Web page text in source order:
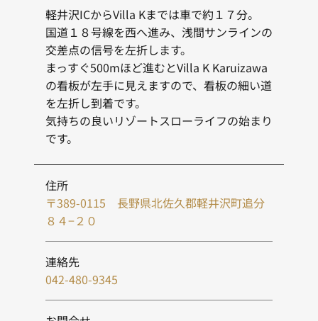
軽井沢ICからVilla Kまでは車で約１７分。
国道１８号線を西へ進み、浅間サンラインの
交差点の信号を左折します。
まっすぐ500mほど進むとVilla K Karuizawa
の看板が左手に見えますので、看板の細い道
を左折し到着です。
気持ちの良いリゾートスローライフの始まり
です。
住所
〒389-0115 長野県北佐久郡軽井沢町追分
８４−２０
連絡先
042-480-9345